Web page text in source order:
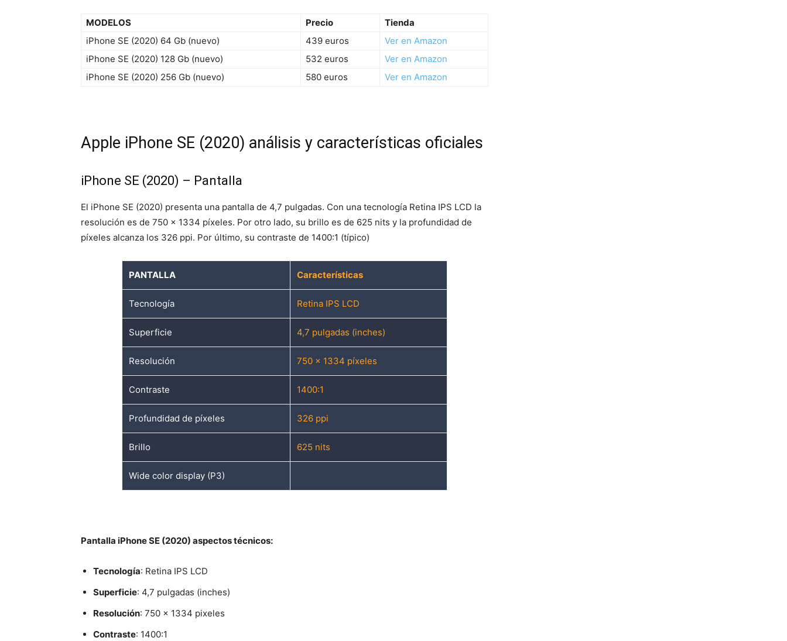
MODELOS Precio
Tienda
iPhone SE (2020) 64 Gb (nuevo)
439 euros
Ver en Amazon
iPhone SE (2020) 128 Gb (nuevo)
532 euros
Ver en Amazon
iPhone SE (2020) 256 Gb (nuevo)
580 euros Ver en Amazon
Apple iPhone SE (2020) análisis y características oficiales
iPhone SE (2020) – Pantalla
El iPhone SE (2020) presenta una pantalla de 4,7 pulgadas. Con una tecnología Retina IPS LCD la
resolución es de 750 x 1334 píxeles. Por otro lado, su brillo es de 625 nits y la profundidad de
píxeles alcanza los 326 ppi. Por último, su contraste de 1400:1 (típico)
PANTALLA Características
Tecnología Retina IPS LCD
Superficie 4,7 pulgadas (inches)
Resolución 750 x 1334 píxeles
Contraste 1400:1
Profundidad de píxeles 326 ppi
Brillo 625 nits
Wide color display (P3)
Pantalla iPhone SE (2020) aspectos técnicos:
Tecnología: Retina IPS LCD
Superficie: 4,7 pulgadas (inches)
Resolución: 750 x 1334 pixeles
Contraste: 1400:1